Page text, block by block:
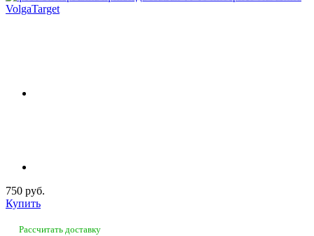
750 руб.
Купить
Рассчитать доставку